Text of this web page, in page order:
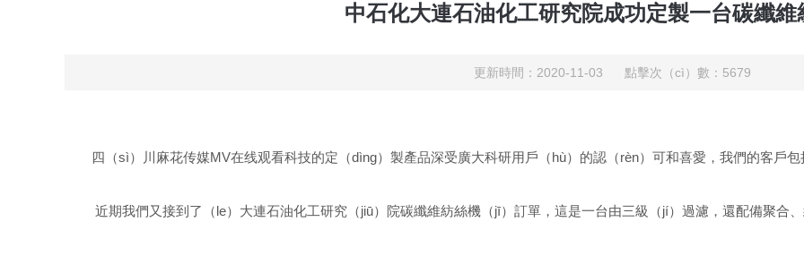
中石化大連石油化工研究院成功定製一台碳纖維
更新時間：2020-11-03 點擊次（cì）數：5679
四（sì）川麻花传媒MV在线观看科技的定（dìng）製產品深受廣大科研用戶（hù）的認（rèn）可和喜愛，我們的客戶
近期我們又接到了（le）大連石油化工研究（jiū）院碳纖維紡絲機（jī）訂單，這是一台由三級（jí）過濾，還配備聚合